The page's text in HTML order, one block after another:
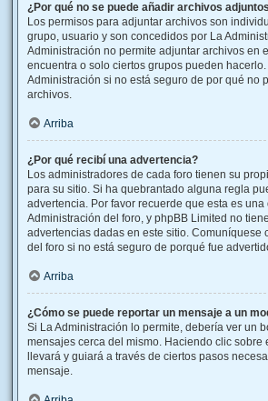
¿Por qué no se puede añadir archivos
Los permisos para adjuntar archivos son
grupo, usuario y son concedidos por La
Administración no permite adjuntar archivos en
encuentra o solo ciertos grupos pueden
Administración si no está seguro de por qué no
archivos.
Arriba
¿Por qué recibí una advertencia?
Los administradores de cada foro tienen su
para su sitio. Si ha quebrantado alguna regla
advertencia. Por favor recuerde que esta es
Administración del foro, y phpBB Limited no
advertencias dadas en este sitio. Comuníquese
del foro si no está seguro de porqué fue
Arriba
¿Cómo se puede reportar un mensaje a un
Si La Administración lo permite, debería ver un
mensajes cerca del mismo. Haciendo clic sobre
llevará y guiará a través de ciertos pasos
mensaje.